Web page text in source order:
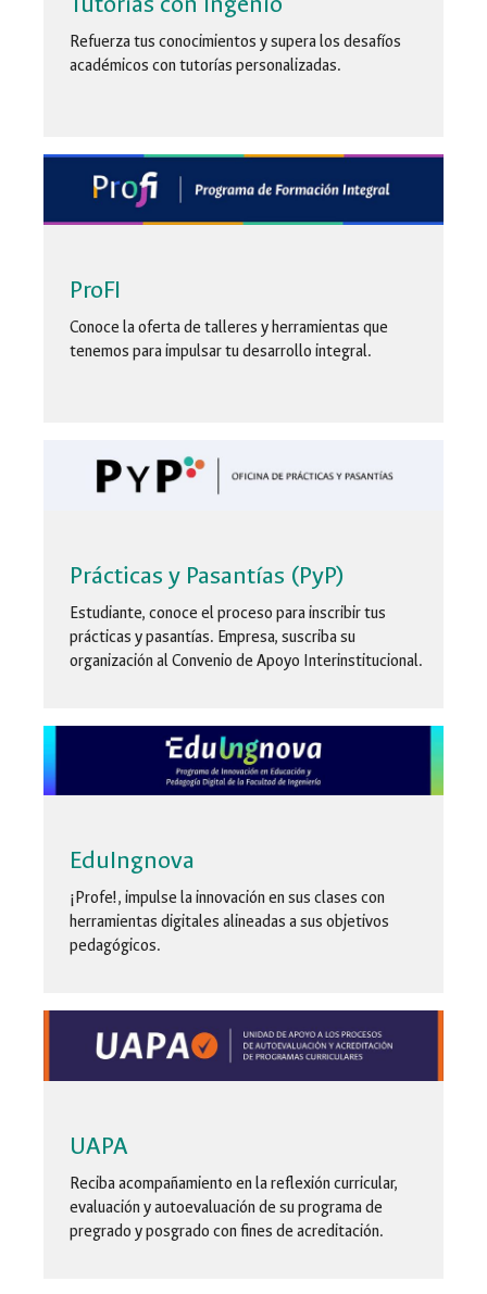
Refuerza tus conocimientos y supera los desafíos
académicos con tutorías personalizadas.
ProFI
Conoce la oferta de talleres y herramientas que
tenemos para impulsar tu desarrollo integral.
Prácticas y Pasantías (PyP)
Estudiante, conoce el proceso para inscribir tus
prácticas y pasantías. Empresa, suscriba su
organización al Convenio de Apoyo Interinstitucional.
EduIngnova
¡Profe!, impulse la innovación en sus clases con
herramientas digitales alineadas a sus objetivos
pedagógicos.
UAPA
Reciba acompañamiento en la reflexión curricular,
evaluación y autoevaluación de su programa de
pregrado y posgrado con fines de acreditación.